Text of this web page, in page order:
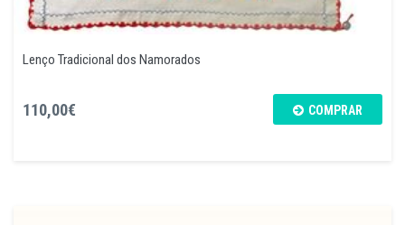
Lenço Tradicional dos Namorados
110,00€ COMPRAR